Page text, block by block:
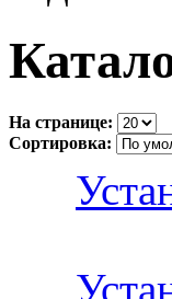
На странице:
Сортировка: